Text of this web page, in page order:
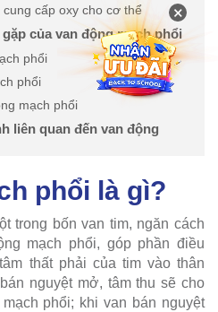
cung cấp oxy cho cơ thể
của van động mạch phổi
phổi
phổi
mạch phổi
liên quan đến van động
phổi là gì?
trong bốn van tim, ngăn cách
mạch phổi, góp phần điều
thất phải của tim vào thân
nguyệt mở, tâm thu sẽ cho
phổi; khi van bán nguyệt
×